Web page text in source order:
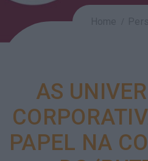
AS
PAPEL NA